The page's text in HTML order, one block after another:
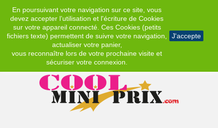
En poursuivant votre navigation sur ce site, vous
devez accepter l’utilisation et l'écriture de Cookies
sur votre appareil connecté. Ces Cookies (petits
fichiers texte) permettent de suivre votre navigation,
actualiser votre panier,
vous reconnaître lors de votre prochaine visite et
sécuriser votre connexion.
J'accepte
EUR